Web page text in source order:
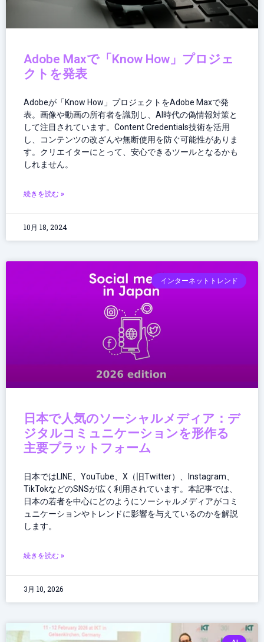
Adobe Maxで「Know How」プロジェ
クトを発表
Adobeが「Know How」プロジェクトをAdobe Maxで発
表。画像や動画の所有者を識別し、AI時代の偽情報対策と
して注目されています。Content Credentials技術を活用
し、コンテンツの改ざんや無断使用を防ぐ可能性がありま
す。クリエイターにとって、安心できるツールとなるかも
しれません。
続きを読む »
10月 18, 2024
インターネットトレンド
日本で人気のソーシャルメディア：デ
ジタルコミュニケーションを形作る
主要プラットフォーム
日本ではLINE、YouTube、X（旧Twitter）、Instagram、
TikTokなどのSNSが広く利用されています。本記事では、
日本の若者を中心にどのようにソーシャルメディアがコミ
ュニケーションやトレンドに影響を与えているのかを解説
します。
続きを読む »
3月 10, 2026